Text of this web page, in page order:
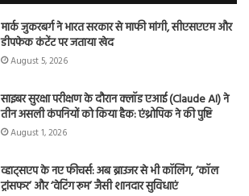
मार्क जुकरबर्ग ने भारत सरकार से माफी मांगी, सीएसएएम और
डीपफेक कंटेंट पर जताया खेद
August 5, 2026
साइबर सुरक्षा परीक्षण के दौरान क्लॉड एआई (Claude AI) ने
तीन असली कंपनियों को किया हैक: एंथ्रोपिक ने की पुष्टि
August 1, 2026
व्हाट्सएप के नए फीचर्स: अब ब्राउजर से भी कॉलिंग, ‘कॉल
ट्रांसफर’ और ‘वेटिंग रूम’ जैसी शानदार सुविधाएं